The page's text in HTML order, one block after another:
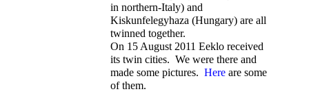
in northern-Italy) and
Kiskunfelegyhaza (Hungary) are all
twinned together.
On 15 August 2011 Eeklo received
its twin cities. We were there and
made some pictures. Hereare some
of them.